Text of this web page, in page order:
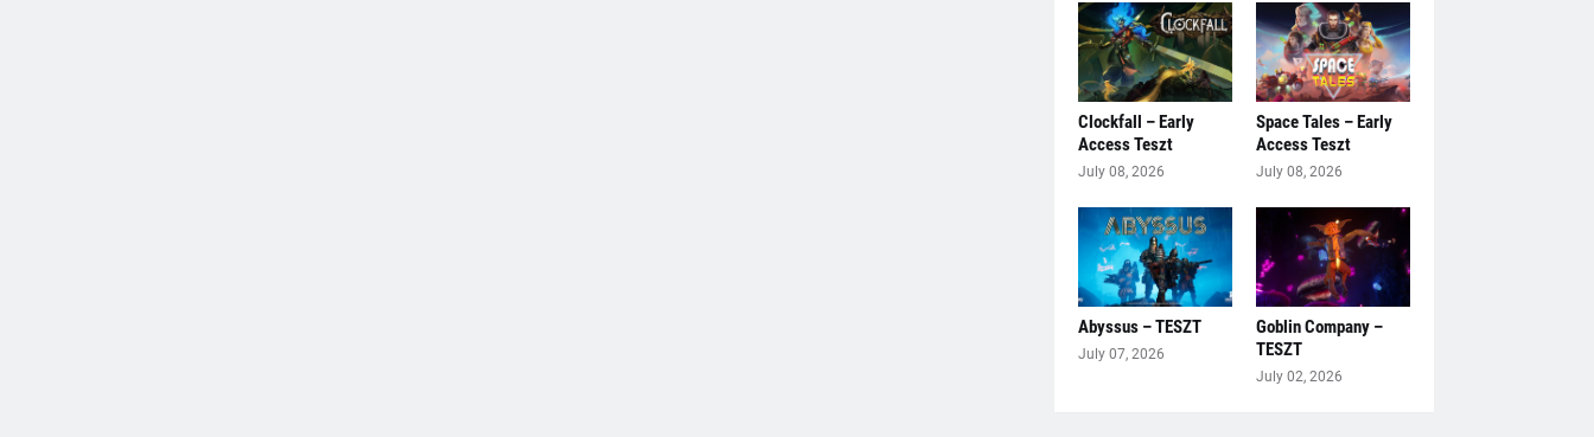
Clockfall – Early
Access Teszt
July 08, 2026
Space Tales – Early
Access Teszt
July 08, 2026
Abyssus – TESZT
July 07, 2026
Goblin Company –
TESZT
July 02, 2026